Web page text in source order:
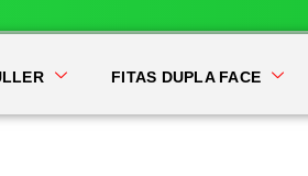
FITAS DUPLA FACE